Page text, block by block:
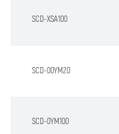
SCD-XSA100
SCD-00YM20
SCD-0YM100